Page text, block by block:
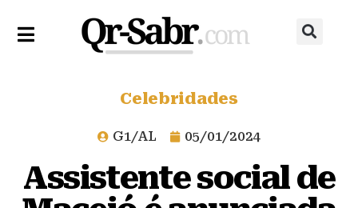
Celebridades
G1/AL 05/01/2024
Assistente social de